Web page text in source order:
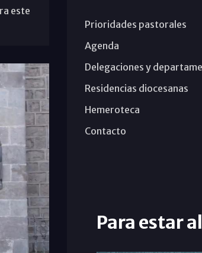
este
Prioridades pastorales
Agenda
Delegaciones y
Residencias diocesanas
Hemeroteca
Contacto
Para estar